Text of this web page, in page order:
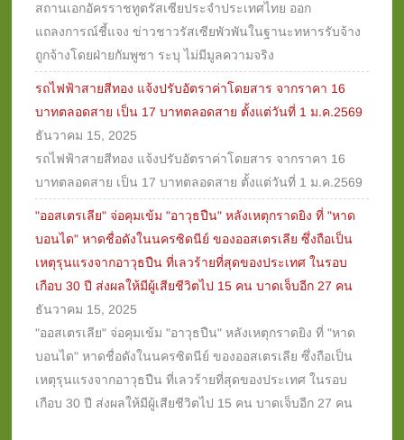
สถานเอกอัครราชทูตรัสเซียประจำประเทศไทย ออก
แถลงการณ์ชี้แจง ข่าวชาวรัสเซียพัวพันในฐานะทหารรับจ้าง
ถูกจ้างโดยฝ่ายกัมพูชา ระบุ ไม่มีมูลความจริง
รถไฟฟ้าสายสีทอง แจ้งปรับอัตราค่าโดยสาร จากราคา 16
บาทตลอดสาย เป็น 17 บาทตลอดสาย ตั้งแต่วันที่ 1 ม.ค.2569
ธันวาคม 15, 2025
รถไฟฟ้าสายสีทอง แจ้งปรับอัตราค่าโดยสาร จากราคา 16
บาทตลอดสาย เป็น 17 บาทตลอดสาย ตั้งแต่วันที่ 1 ม.ค.2569
"ออสเตรเลีย" จ่อคุมเข้ม "อาวุธปืน" หลังเหตุกราดยิง ที่ "หาด
บอนได" หาดชื่อดังในนครซิดนีย์ ของออสเตรเลีย ซึ่งถือเป็น
เหตุรุนแรงจากอาวุธปืน ที่เลวร้ายที่สุดของประเทศ ในรอบ
เกือบ 30 ปี ส่งผลให้มีผู้เสียชีวิตไป 15 คน บาดเจ็บอีก 27 คน
ธันวาคม 15, 2025
"ออสเตรเลีย" จ่อคุมเข้ม "อาวุธปืน" หลังเหตุกราดยิง ที่ "หาด
บอนได" หาดชื่อดังในนครซิดนีย์ ของออสเตรเลีย ซึ่งถือเป็น
เหตุรุนแรงจากอาวุธปืน ที่เลวร้ายที่สุดของประเทศ ในรอบ
เกือบ 30 ปี ส่งผลให้มีผู้เสียชีวิตไป 15 คน บาดเจ็บอีก 27 คน